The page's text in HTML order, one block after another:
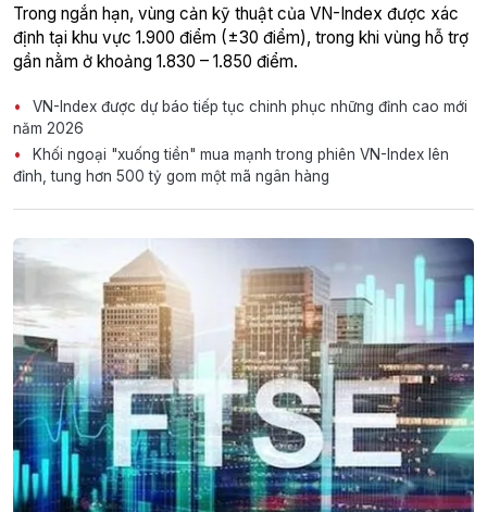
Trong ngắn hạn, vùng cản kỹ thuật của VN-Index được xác
định tại khu vực 1.900 điểm (±30 điểm), trong khi vùng hỗ trợ
gần nằm ở khoảng 1.830 – 1.850 điểm.
VN-Index được dự báo tiếp tục chinh phục những đỉnh cao mới
năm 2026
Khối ngoại "xuống tiền" mua mạnh trong phiên VN-Index lên
đỉnh, tung hơn 500 tỷ gom một mã ngân hàng